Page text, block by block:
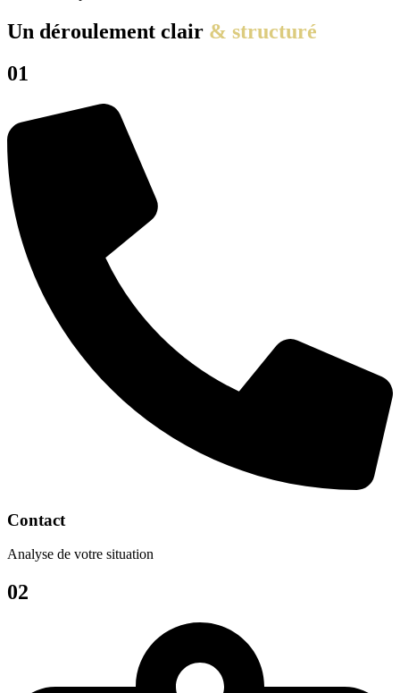
Un déroulement clair & structuré
01
Contact
Analyse de votre situation
02